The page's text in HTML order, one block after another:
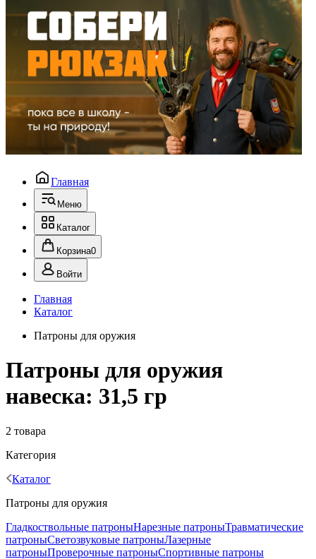
Главная
Меню
Каталог
Корзина0
Войти
Главная
Каталог
Патроны для оружия
Патроны для оружия
навеска: 31,5 гр
2 товара
Категория
Каталог
Патроны для оружия
Гладкоствольные патроныНарезные патроныТравматические
патроныСветозвуковые патроныЛазерные
патроныПроверочные патроныСпортивные патроны